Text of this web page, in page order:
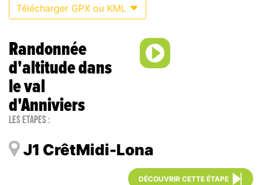
Télécharger GPX ou KML
Randonnée
d'altitude dans
le val
d'Anniviers
Les étapes :
J1 CrêtMidi-Lona
DÉCOUVRIR CETTE ÉTAPE